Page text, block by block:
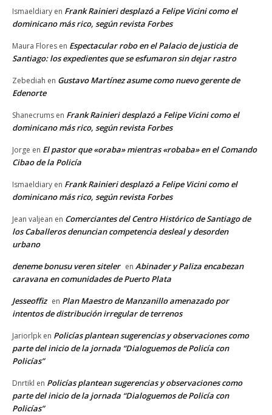
Ismaeldiary en Frank Rainieri desplazó a Felipe Vicini como el
dominicano más rico, según revista Forbes
Maura Flores en Espectacular robo en el Palacio de justicia de
Santiago: los expedientes que se esfumaron sin dejar rastro
Zebediah en Gustavo Martínez asume como nuevo gerente de
Edenorte
Shanecrums en Frank Rainieri desplazó a Felipe Vicini como el
dominicano más rico, según revista Forbes
Jorge en El pastor que «oraba» mientras «robaba» en el Comando
Cibao de la Policía
Ismaeldiary en Frank Rainieri desplazó a Felipe Vicini como el
dominicano más rico, según revista Forbes
Jean valjean en Comerciantes del Centro Histórico de Santiago de
los Caballeros denuncian competencia desleal y desorden
urbano
deneme bonusu veren siteler en Abinader y Paliza encabezan
caravana en comunidades de Puerto Plata
Jesseoffiz en Plan Maestro de Manzanillo amenazado por
intentos de distribución irregular de terrenos
Jariorlpk en Policías plantean sugerencias y observaciones como
parte del inicio de la jornada “Dialoguemos de Policía con
Policías”
Dnrtikl en Policías plantean sugerencias y observaciones como
parte del inicio de la jornada “Dialoguemos de Policía con
Policías”